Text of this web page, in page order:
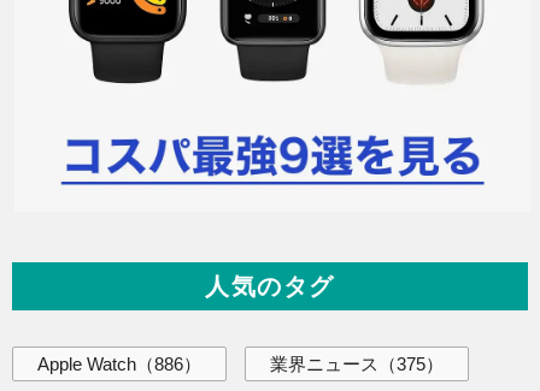
人気のタグ
Apple Watch （886） 業界ニュース （375）